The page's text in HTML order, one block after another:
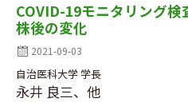
COVID-19モニタリング
株後の変化
2021-09-03
自治医科大学 学長
永井 良三、他